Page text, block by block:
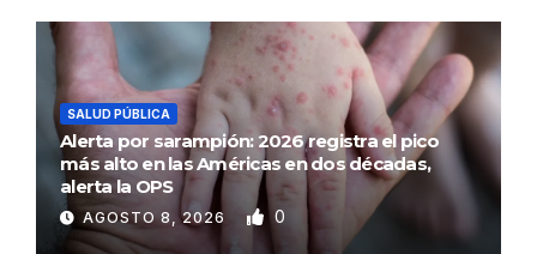
SALUD PÚBLICA
Alerta por sarampión: 2026 registra el pico
más alto en las Américas en dos décadas,
alerta la OPS
AGOSTO 8, 2026 0